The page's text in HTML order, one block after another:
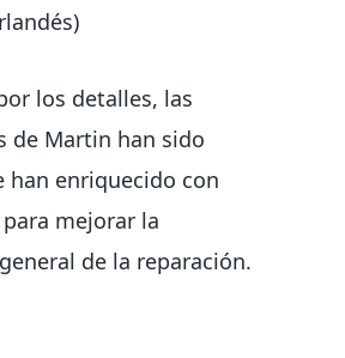
los detalles, las
de Martin han sido
han enriquecido con
mejorar la
de la reparación.